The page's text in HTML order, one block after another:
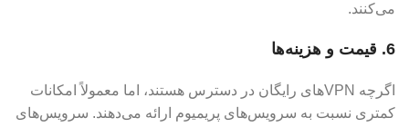
می‌کنند.
6. قیمت و هزینه‌ها
اگرچه VPN‌های رایگان در دسترس هستند، اما معمولاً امکانات
کمتری نسبت به سرویس‌های پریمیوم ارائه می‌دهند. سرویس‌های